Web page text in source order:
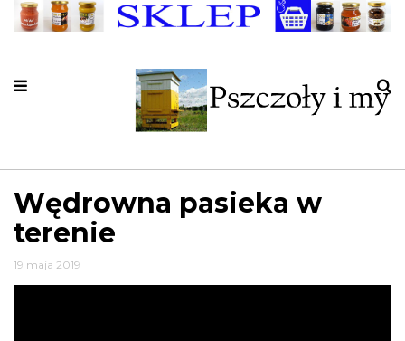
Wędrowna pasieka w
terenie
19 maja 2019